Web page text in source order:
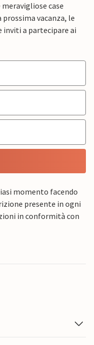
case
vacanza, le
a partecipare ai
momento facendo
presente in ogni
in conformità con